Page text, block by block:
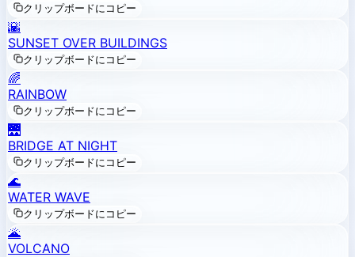
クリップボードにコピー
🌇
SUNSET OVER BUILDINGS
クリップボードにコピー
🌈
RAINBOW
クリップボードにコピー
🌉
BRIDGE AT NIGHT
クリップボードにコピー
🌊
WATER WAVE
クリップボードにコピー
🌋
VOLCANO